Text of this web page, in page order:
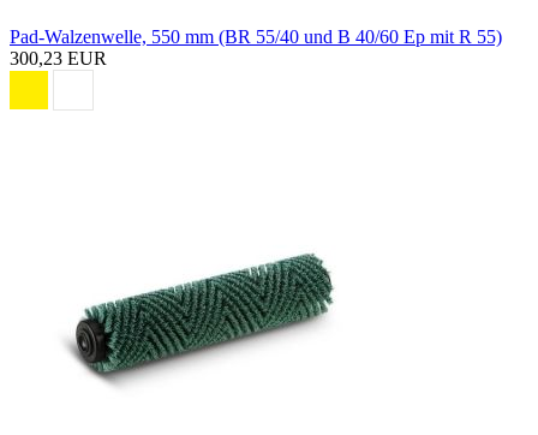
Pad-Walzenwelle, 550 mm (BR 55/40 und B 40/60 Ep mit R 55)
300,23 EUR